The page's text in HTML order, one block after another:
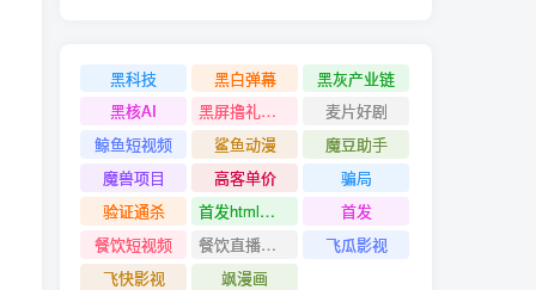
黑科技 黑白弹幕
黑灰产业链
黑核AI
黑屏撸礼物撸门票
麦片好剧
鲸鱼短视频
鲨鱼动漫
魔豆助手
魔兽项目
高客单价
骗局
验证通杀
首发html小霸王游戏网站搭建项目
首发
餐饮短视频
餐饮直播引流
飞瓜影视
飞快影视
飒漫画